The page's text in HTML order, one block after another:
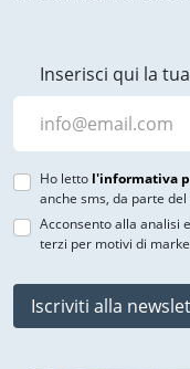
Inserisci qui la
Ho letto l'informativa
anche sms, da parte
Acconsento alla analisi
terzi per motivi di
Iscriviti alla